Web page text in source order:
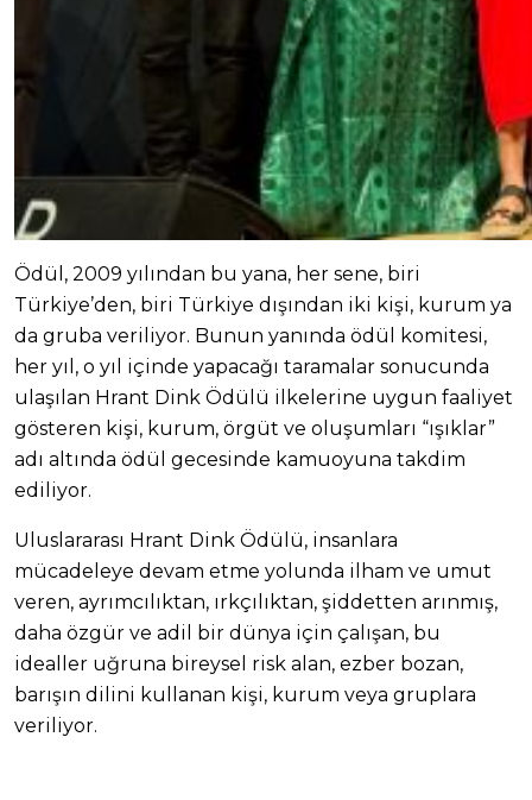
Ödül, 2009 yılından bu yana, her sene, biri
Türkiye’den, biri Türkiye dışından iki kişi, kurum ya
da gruba veriliyor. Bunun yanında ödül komitesi,
her yıl, o yıl içinde yapacağı taramalar sonucunda
ulaşılan Hrant Dink Ödülü ilkelerine uygun faaliyet
gösteren kişi, kurum, örgüt ve oluşumları “ışıklar”
adı altında ödül gecesinde kamuoyuna takdim
ediliyor.
Uluslararası Hrant Dink Ödülü, insanlara
mücadeleye devam etme yolunda ilham ve umut
veren, ayrımcılıktan, ırkçılıktan, şiddetten arınmış,
daha özgür ve adil bir dünya için çalışan, bu
idealler uğruna bireysel risk alan, ezber bozan,
barışın dilini kullanan kişi, kurum veya gruplara
veriliyor.